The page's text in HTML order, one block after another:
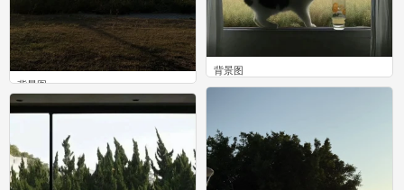
背景图
0
背景图
0